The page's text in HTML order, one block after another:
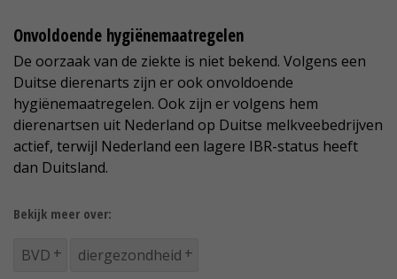
Onvoldoende hygiënemaatregelen
De oorzaak van de ziekte is niet bekend. Volgens een
Duitse dierenarts zijn er ook onvoldoende
hygiënemaatregelen. Ook zijn er volgens hem
dierenartsen uit Nederland op Duitse melkveebedrijven
actief, terwijl Nederland een lagere IBR-status heeft
dan Duitsland.
Bekijk meer over:
BVD diergezondheid